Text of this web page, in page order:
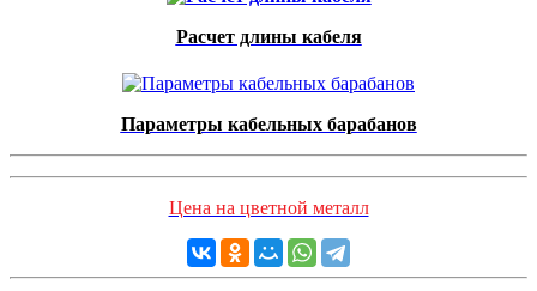
Расчет длины кабеля
Параметры кабельных барабанов
Цена на цветной металл